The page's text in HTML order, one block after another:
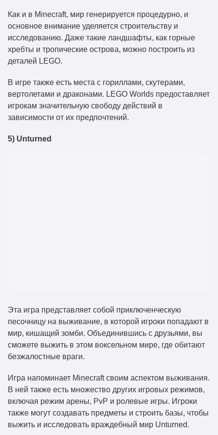
Как и в Minecraft, мир генерируется процедурно, и
основное внимание уделяется строительству и
исследованию. Даже такие ландшафты, как горные
хребты и тропические острова, можно построить из
деталей LEGO.
В игре также есть места с гориллами, скутерами,
вертолетами и драконами. LEGO Worlds предоставляет
игрокам значительную свободу действий в
зависимости от их предпочтений.
5) Unturned
Эта игра представляет собой приключенческую
песочницу на выживание, в которой игроки попадают в
мир, кишащий зомби. Объединившись с друзьями, вы
сможете выжить в этом воксельном мире, где обитают
безжалостные враги.
Игра напоминает Minecraft своим аспектом выживания.
В ней также есть множество других игровых режимов,
включая режим арены, PvP и ролевые игры. Игроки
также могут создавать предметы и строить базы, чтобы
выжить и исследовать враждебный мир Unturned.